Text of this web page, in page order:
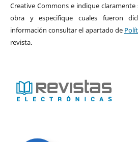
Creative Commons e indique
obra y especifique cuales fueron
información consultar el apartado de
revista.